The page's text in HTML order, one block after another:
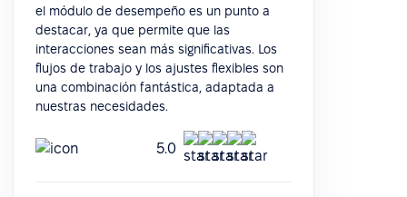
el módulo de desempeño es un punto a
destacar, ya que permite que las
interacciones sean más significativas. Los
flujos de trabajo y los ajustes flexibles son
una combinación fantástica, adaptada a
nuestras necesidades.
5.0